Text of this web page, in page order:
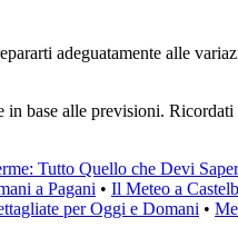
adeguatamente alle
base alle previsioni.
Tutto Quello che Devi
a Pagani • Il Meteo a
per Oggi e Domani •